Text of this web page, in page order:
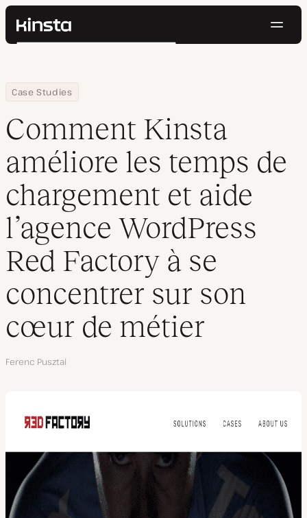
Kinsta®
Prix
Contact
Rechercher
Home
Entreprise
Case Studies
Comment Kinsta améliore les temps de chargement et aide
Comment Kinsta
améliore les temps de
chargement et aide
l’agence WordPress
Red Factory à se
concentrer sur son
cœur de métier
Auteur
Ferenc Pusztai